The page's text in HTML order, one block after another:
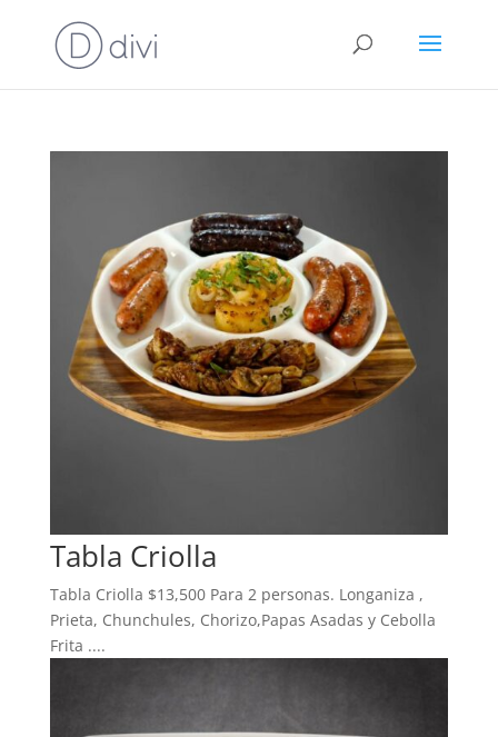
Tabla Criolla
Tabla Criolla $13,500 Para 2 personas. Longaniza ,
Prieta, Chunchules, Chorizo,Papas Asadas y Cebolla
Frita ....